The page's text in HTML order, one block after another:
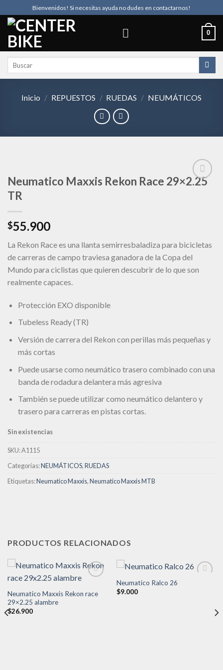
to
content
Bienvenidos! Si necesitas ayuda no dudes en contactarnos!
0
Inicio / REPUESTOS / RUEDAS / NEUMÁTICOS
Neumatico Maxxis Rekon Race 29×2.25
TR
$55.900
La Rekon Race es una llanta semirresbaladiza para bicicletas
de carreras de campo traviesa ganadora de la Copa del
Mundo para ciclistas que quieren descubrir de lo que son
realmente capaces.
Protección EXO disponible
Tubeless Ready (TR)
Versión de carrera del Rekon con perillas más pequeñas y
más cortas
Puede usarse como neumático trasero combinado con una
banda de rodadura delantera más agresiva
También se puede utilizar como neumático delantero y
trasero para carreras en pistas cortas.
Sin existencias
SKU:A1115
Categorías:NEUMÁTICOS,RUEDAS
Etiquetas:Neumatico Maxxis,Neumatico Maxxis MTB
PRODUCTOS RELACIONADOS
Neumatico Maxxis Rekon race
29×2.25 alambre
$26.900
Neumatico Ralco 26
$9.000